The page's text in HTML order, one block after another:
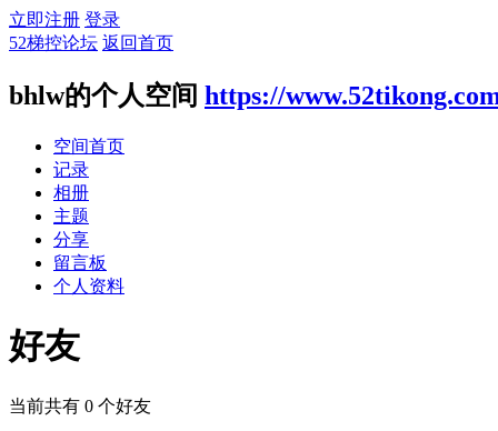
立即注册 登录
52梯控论坛 返回首页
bhlw的个人空间 https://
空间首页
记录
相册
主题
分享
留言板
个人资料
好友
当前共有 0 个好友